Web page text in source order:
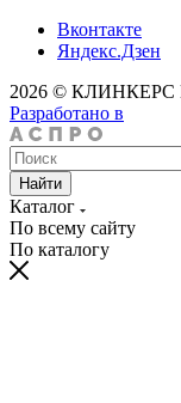
Вконтакте
Яндекс.Дзен
2026 © КЛИНКЕРС
Разработано в
Найти
Каталог
По всему сайту
По каталогу